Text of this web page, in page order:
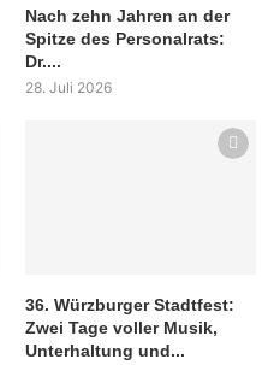
Nach zehn Jahren an der
Spitze des Personalrats:
Dr....
28. Juli 2026
36. Würzburger Stadtfest:
Zwei Tage voller Musik,
Unterhaltung und...